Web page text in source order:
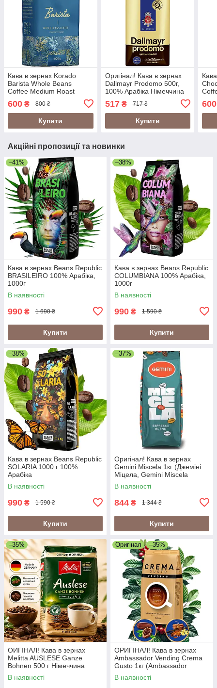
Кава в зернах Korado
Barista Whole Beans
Coffee Medium Roast
600 ₴ 800 ₴
Купити
Оригінал! Кава в зернах
Dallmayr Prodomo 500г,
100% Арабіка Німеччина
517₴ 717 ₴
Купити
600
Акційні пропозиції та новинки
–41%
Кава в зернах Beans Republic
BRASILEIRO 100% Арабіка,
1000г
В наявності
990 ₴ 1 690 ₴
Купити
–38%
Кава в зернах Beans Republic
COLUMBIANA 100% Арабіка,
1000г
В наявності
990 ₴ 1 590 ₴
Купити
–38%
Кава в зернах Beans Republic
SOLARIA 1000 г 100%
Арабіка
В наявності
990 ₴ 1 590 ₴
Купити
–37%
Оригінал! Кава в зернах
Gemini Miscela 1кг (Джеміні
Міцела, Gemini Miscela
Espresso), 60% арабіка/40%
робуста
В наявності
844 ₴ 1 344 ₴
Купити
–35%
ОИГІНАЛ! Кава в зернах
Melitta AUSLESE Ganze
Bohnen 500 г Німеччина
В наявності
Оригінал –35%
ОРИГІНАЛ! Кава в зернах
Ambassador Vending Crema
Gusto 1кг (Ambassador
Crema Gusto Vending)
В наявності